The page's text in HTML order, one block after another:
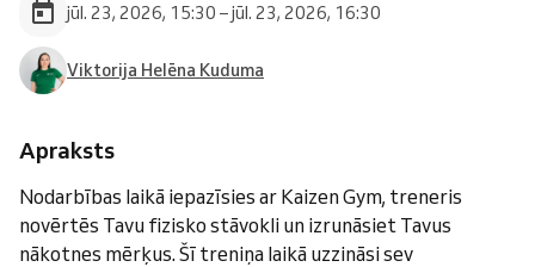
jūl. 23, 2026, 15:30 – jūl. 23, 2026, 16:30
Viktorija Helēna Kuduma
Apraksts
Nodarbības laikā iepazīsies ar Kaizen Gym, treneris
novērtēs Tavu fizisko stāvokli un izrunāsiet Tavus
nākotnes mērķus. Šī treniņa laikā uzzināsi sev